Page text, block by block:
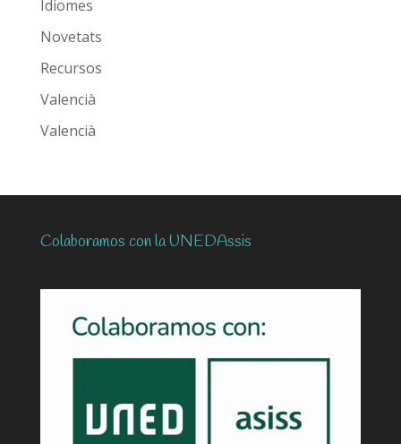
Idiomes
Novetats
Recursos
Valencià
Valencià
Colaboramos con la UNEDAssis